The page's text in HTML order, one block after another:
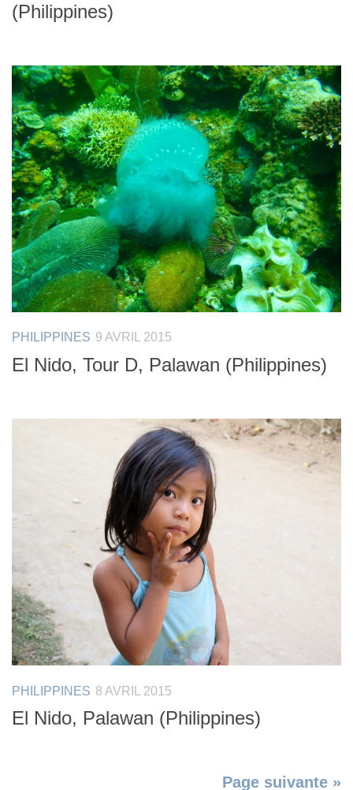
(Philippines)
PHILIPPINES 9 AVRIL 2015
El Nido, Tour D, Palawan (Philippines)
PHILIPPINES 8 AVRIL 2015
El Nido, Palawan (Philippines)
Page suivante »